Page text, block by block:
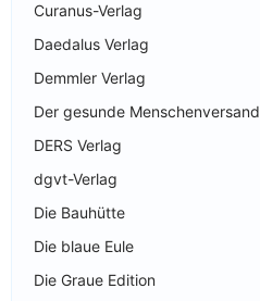
Curanus-Verlag
Daedalus Verlag
Demmler Verlag
Der gesunde Menschenversand
DERS Verlag
dgvt-Verlag
Die Bauhütte
Die blaue Eule
Die Graue Edition